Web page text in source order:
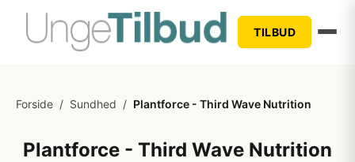
TILBUD
Forside / Sundhed / Plantforce - Third Wave Nutrition
Plantforce - Third Wave Nutrition